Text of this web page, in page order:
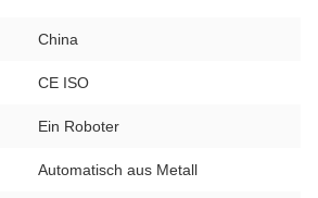
China
CE ISO
Ein Roboter
Automatisch aus Metall